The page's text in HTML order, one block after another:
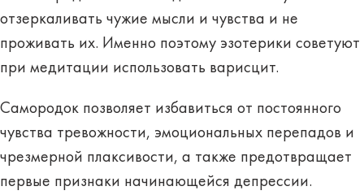
отзеркаливать чужие мысли и чувства и не
проживать их. Именно поэтому эзотерики советуют
при медитации использовать варисцит.
Самородок позволяет избавиться от постоянного
чувства тревожности, эмоциональных перепадов и
чрезмерной плаксивости, а также предотвращает
первые признаки начинающейся депрессии.